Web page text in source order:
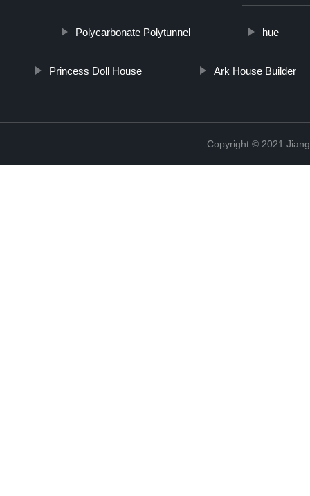
Polycarbonate Polytunnel hue
Princess Doll House Ark House Builder
Copyright © 2021